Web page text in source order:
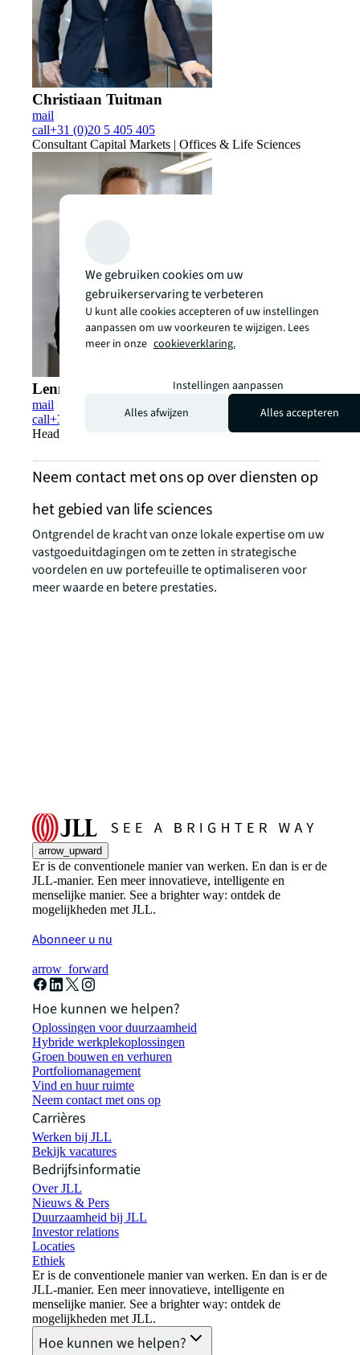
Christiaan Tuitman
mail
call+31 (0)20 5 405 405
Consultant Capital Markets | Offices & Life Sciences
Lennard Van Weelde
mail
call+31(0)6 13 83 51 01
Head of Leasing Advisory | Offices The Hague
Neem contact met ons op over diensten op
het gebied van life sciences
Ontgrendel de kracht van onze lokale expertise om uw
vastgoeduitdagingen om te zetten in strategische
voordelen en uw portefeuille te optimaliseren voor
meer waarde en betere prestaties.
arrow_upward
Er is de conventionele manier van werken. En dan is er de
JLL-manier. Een meer innovatieve, intelligente en
menselijke manier. See a brighter way: ontdek de
mogelijkheden met JLL.
Abonneer u nu
arrow_forward
Hoe kunnen we helpen?
Oplossingen voor duurzaamheid
Hybride werkplekoplossingen
Groen bouwen en verhuren
Portfoliomanagement
Vind en huur ruimte
Neem contact met ons op
Carrières
Werken bij JLL
Bekijk vacatures
Bedrijfsinformatie
Over JLL
Nieuws & Pers
Duurzaamheid bij JLL
Investor relations
Locaties
Ethiek
Er is de conventionele manier van werken. En dan is er de
JLL-manier. Een meer innovatieve, intelligente en
menselijke manier. See a brighter way: ontdek de
mogelijkheden met JLL.
Hoe kunnen we helpen?
We gebruiken cookies om uw
gebruikerservaring te verbeteren
U kunt alle cookies accepteren of uw instellingen
aanpassen om uw voorkeuren te wijzigen. Lees
meer in onze cookieverklaring.
Instellingen aanpassen
Alles afwijzen
Alles accepteren